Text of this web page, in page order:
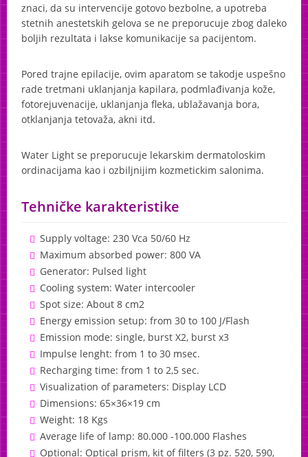
znaci, da su intervencije gotovo bezbolne, a upotreba
stetnih anestetskih gelova se ne preporucuje zbog daleko
boljih rezultata i lakse komunikacije sa pacijentom.
Pored trajne epilacije, ovim aparatom se takodje uspešno
rade tretmani uklanjanja kapilara, podmlađivanja kože,
fotorejuvenacije, uklanjanja fleka, ublažavanja bora,
otklanjanja tetovaža, akni itd.
Water Light se preporucuje lekarskim dermatoloskim
ordinacijama kao i ozbiljnijim kozmetickim salonima.
Tehničke karakteristike
Supply voltage: 230 Vca 50/60 Hz
Maximum absorbed power: 800 VA
Generator: Pulsed light
Cooling system: Water intercooler
Spot size: About 8 cm2
Energy emission setup: from 30 to 100 J/Flash
Emission mode: single, burst X2, burst x3
Impulse lenght: from 1 to 30 msec.
Recharging time: from 1 to 2,5 sec.
Visualization of parameters: Display LCD
Dimensions: 65×36×19 cm
Weight: 18 Kgs
Average life of lamp: 80.000 -100.000 Flashes
Optional: Optical prism, kit of filters (3 pz. 520, 590,